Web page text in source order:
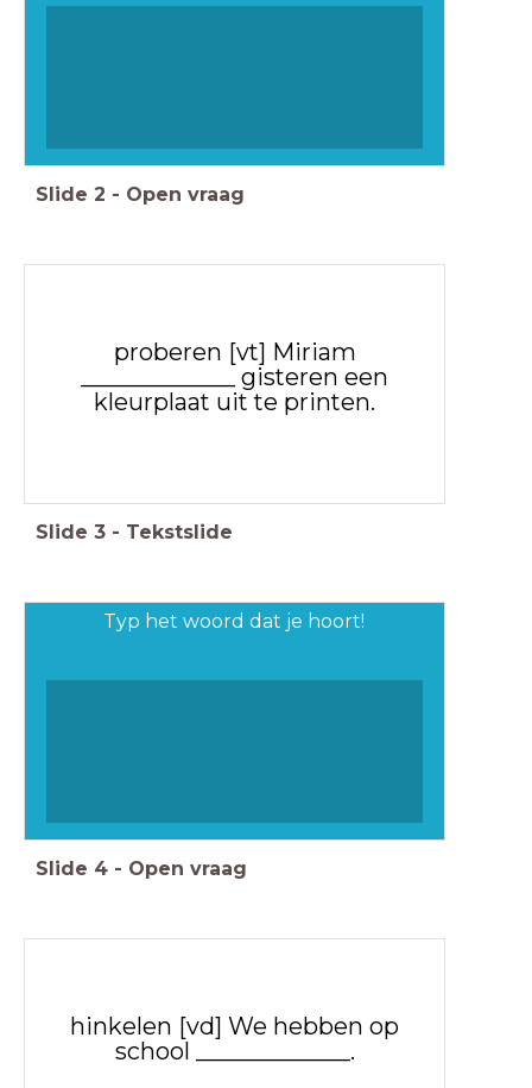
Slide 2 - Open vraag
proberen [vt] Miriam
_____________ gisteren een
kleurplaat uit te printen.
Slide 3 - Tekstslide
Typ het woord dat je hoort!
Slide 4 - Open vraag
hinkelen [vd] We hebben op
school _____________.